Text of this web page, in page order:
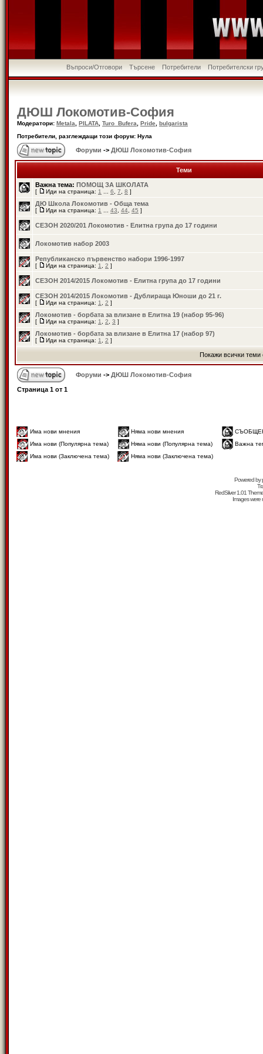
Въпроси/Отговори Търсене Потребители Потребителски
ДЮШ Локомотив-София
Модератори: Metala PILATA Turo_Bufera Pride
bulgarista
Потребители, разглеждащи този форум: Нула
Форуми -> ДЮШ Локомотив-София
Теми
Важна тема: ПОМОЩ ЗА ШКОЛАТА
[ Иди на страница: 1 6 7 8 ]
ДЮ Школа Локомотив - Обща тема
[ Иди на страница: 1 43 44 45 ]
СЕЗОН 2020/201 Локомотив - Елитна група до 17 години
Локомотив набор 2003
Републиканско първенство набори 1996-1997
[ Иди на страница: 1 2 ]
СЕЗОН 2014/2015 Локомотив - Елитна група до 17 години
СЕЗОН 2014/2015 Локомотив - Дублираща Юноши до 21 г.
[ Иди на страница: 1 2 ]
Локомотив - борбата за влизане в Елитна 19 (набор 95-96)
[ Иди на страница: 1 2 3 ]
Локомотив - борбата за влизане в Елитна 17 (набор 97)
[ Иди на страница: 1 2 ]
Покажи всички теми
Форуми -> ДЮШ Локомотив-София
Страница 1 от 1
Има нови мнения Няма нови мнения
Има нови (Популярна тема)
Няма нови (Популярна тема)
Важна
Има нови (Заключена тема)
Няма нови (Заключена тема)
Powered by
RedSilver 1.01
Images were